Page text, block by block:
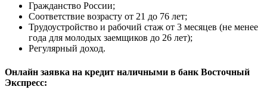
Гражданство России;
Соответствие возрасту от 21 до 76 лет;
Трудоустройство и рабочий стаж от 3 месяцев (не менее
года для молодых заемщиков до 26 лет);
Регулярный доход.
Онлайн заявка на кредит наличными в банк Восточный
Экспресс: